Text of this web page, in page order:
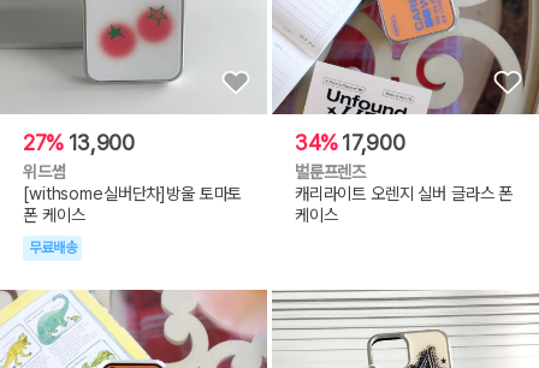
27% 13,900
위드썸
[withsome실버단차]방울 토마토
폰 케이스
무료배송
34%17,900
벌룬프렌즈
캐리라이트 오렌지 실버 글라스 폰
케이스